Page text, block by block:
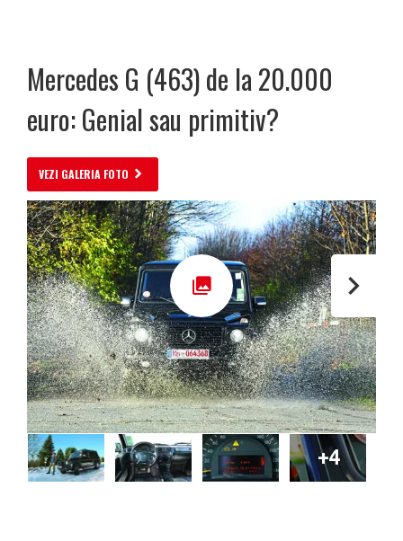
Mercedes G (463) de la 20.000
euro: Genial sau primitiv?
VEZI GALERIA FOTO
+4